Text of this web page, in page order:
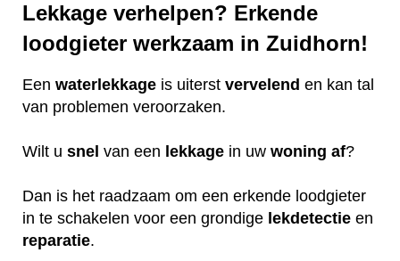
Lekkage verhelpen? Erkende
loodgieter werkzaam in Zuidhorn!
Een waterlekkage is uiterst vervelend en kan tal
van problemen veroorzaken.
Wilt u snel van een lekkage in uw woning af?
Dan is het raadzaam om een erkende loodgieter
in te schakelen voor een grondige lekdetectie en
reparatie.